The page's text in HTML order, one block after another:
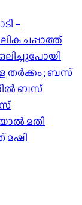
–
ചപ്പാത്ത്
തർക്കം ; ബസ്
ബസ്
മതി​
മഷി